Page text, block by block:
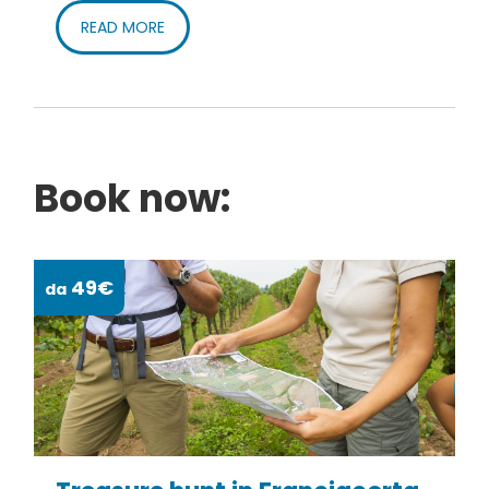
und führt weiter bergauf auf dem Saumpfad.
biegen Sie leicht links ab und dann rechts in die Via
der nach Nistisino führt. Bevor Sie das Dorf
pädagogische Aktivitäten angeboten werden. Die
Route endet in Nistisino, wo Sie den Picknickplatz
mit einem ausgewiesenen Grillplatz erreichen.
How to arrive and where
to park/Anreise und
Parkplatz
READ MORE
Book now:
da 49€